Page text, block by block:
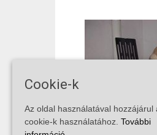
Cookie-k
Az oldal használatával hozzájárul
cookie-k használatához. További